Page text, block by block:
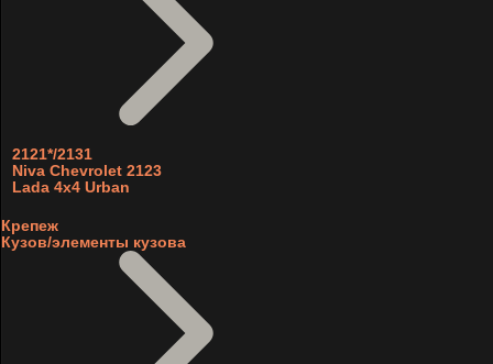
2121*/2131
Niva Chevrolet 2123
Lada 4x4 Urban
Крепеж
Кузов/элементы кузова